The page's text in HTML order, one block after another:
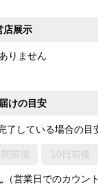
店展示
りません
けの目安
了している場合の目
前後 10日前後
営業日でのカウン